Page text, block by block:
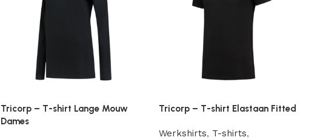
Tricorp – T-shirt Lange Mouw
Dames
Tricorp – T-shirt Elastaan Fitted
Werkshirts, T-shirts,